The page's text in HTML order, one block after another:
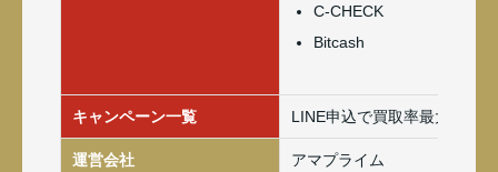
C-CHECK
Bitcash
キャンペーン一覧 LINE申込で買取率最大3％ア
運営会社 アマプライム